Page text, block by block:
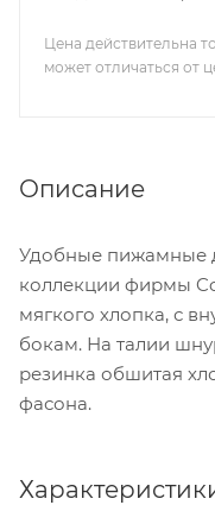
Цена действительна
может отличаться от
Описание
Удобные пижамные
коллекции фирмы
мягкого хлопка, с
бокам. На талии
резинка обшитая
фасона.